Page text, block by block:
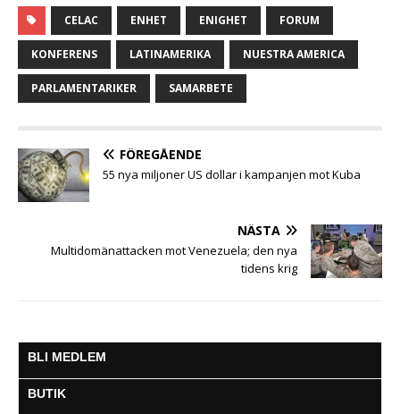
e
o
o
k
i
t
t
e
a
t
s
A
p
p
s
e
n
g
e
a
i
l
e
g
r
m
a
CELAC ENHET ENIGHET FORUM
KONFERENS LATINAMERIKA NUESTRA AMERICA
PARLAMENTARIKER SAMARBETE
FÖREGÅENDE
55 nya miljoner US dollar i kampanjen mot Kuba
NÄSTA
Multidomänattacken mot Venezuela; den nya
tidens krig
BLI MEDLEM
BUTIK